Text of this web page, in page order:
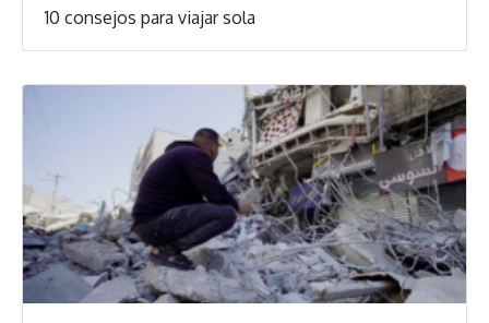
10 consejos para viajar sola